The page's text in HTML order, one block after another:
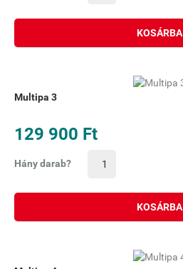
KOSÁRBA
Multipa 3
129 900 Ft
Hány darab?
KOSÁRBA